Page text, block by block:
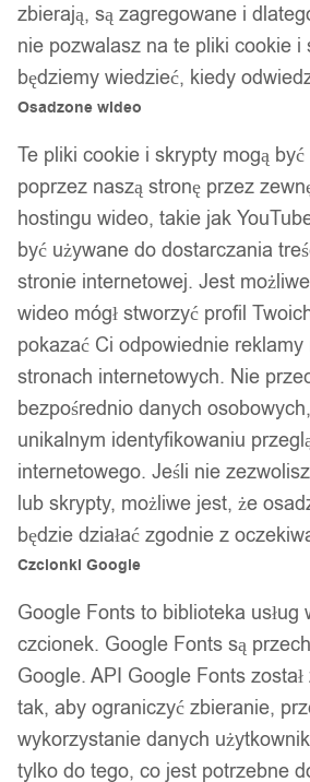
Podobne produkty
Produkty, które mogą Cię zainteresować
Wobler szczupak sandacz
srebrny
24,99 zł
Opis produktu
Odkryj potęgę przynęt, które
wędkarzach marzących o wielkich
wyjątkowe dzięki swojemu
zbierają, są zagregowane i
nie pozwalasz na te pliki cookie i
będziemy wiedzieć, kiedy
Osadzone wideo
Te pliki cookie i skrypty mogą
poprzez naszą stronę przez
hostingu wideo, takie jak
być używane do dostarczania
stronie internetowej. Jest
wideo mógł stworzyć profil
pokazać Ci odpowiednie
stronach internetowych. Nie
bezpośrednio danych
unikalnym identyfikowaniu
internetowego. Jeśli nie
lub skrypty, możliwe jest, że
będzie działać zgodnie z
Czcionki Google
Google Fonts to biblioteka usług
czcionek. Google Fonts są
Google. API Google Fonts
tak, aby ograniczyć zbieranie,
wykorzystanie danych
tylko do tego, co jest potrzebne